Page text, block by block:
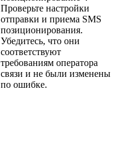
Проверьте настройки
отправки и приема SMS
позиционирования.
Убедитесь, что они
соответствуют
требованиям оператора
связи и не были изменены
по ошибке.